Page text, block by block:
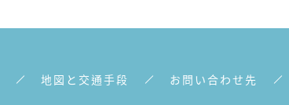
地図と交通手段 お問い合わせ先